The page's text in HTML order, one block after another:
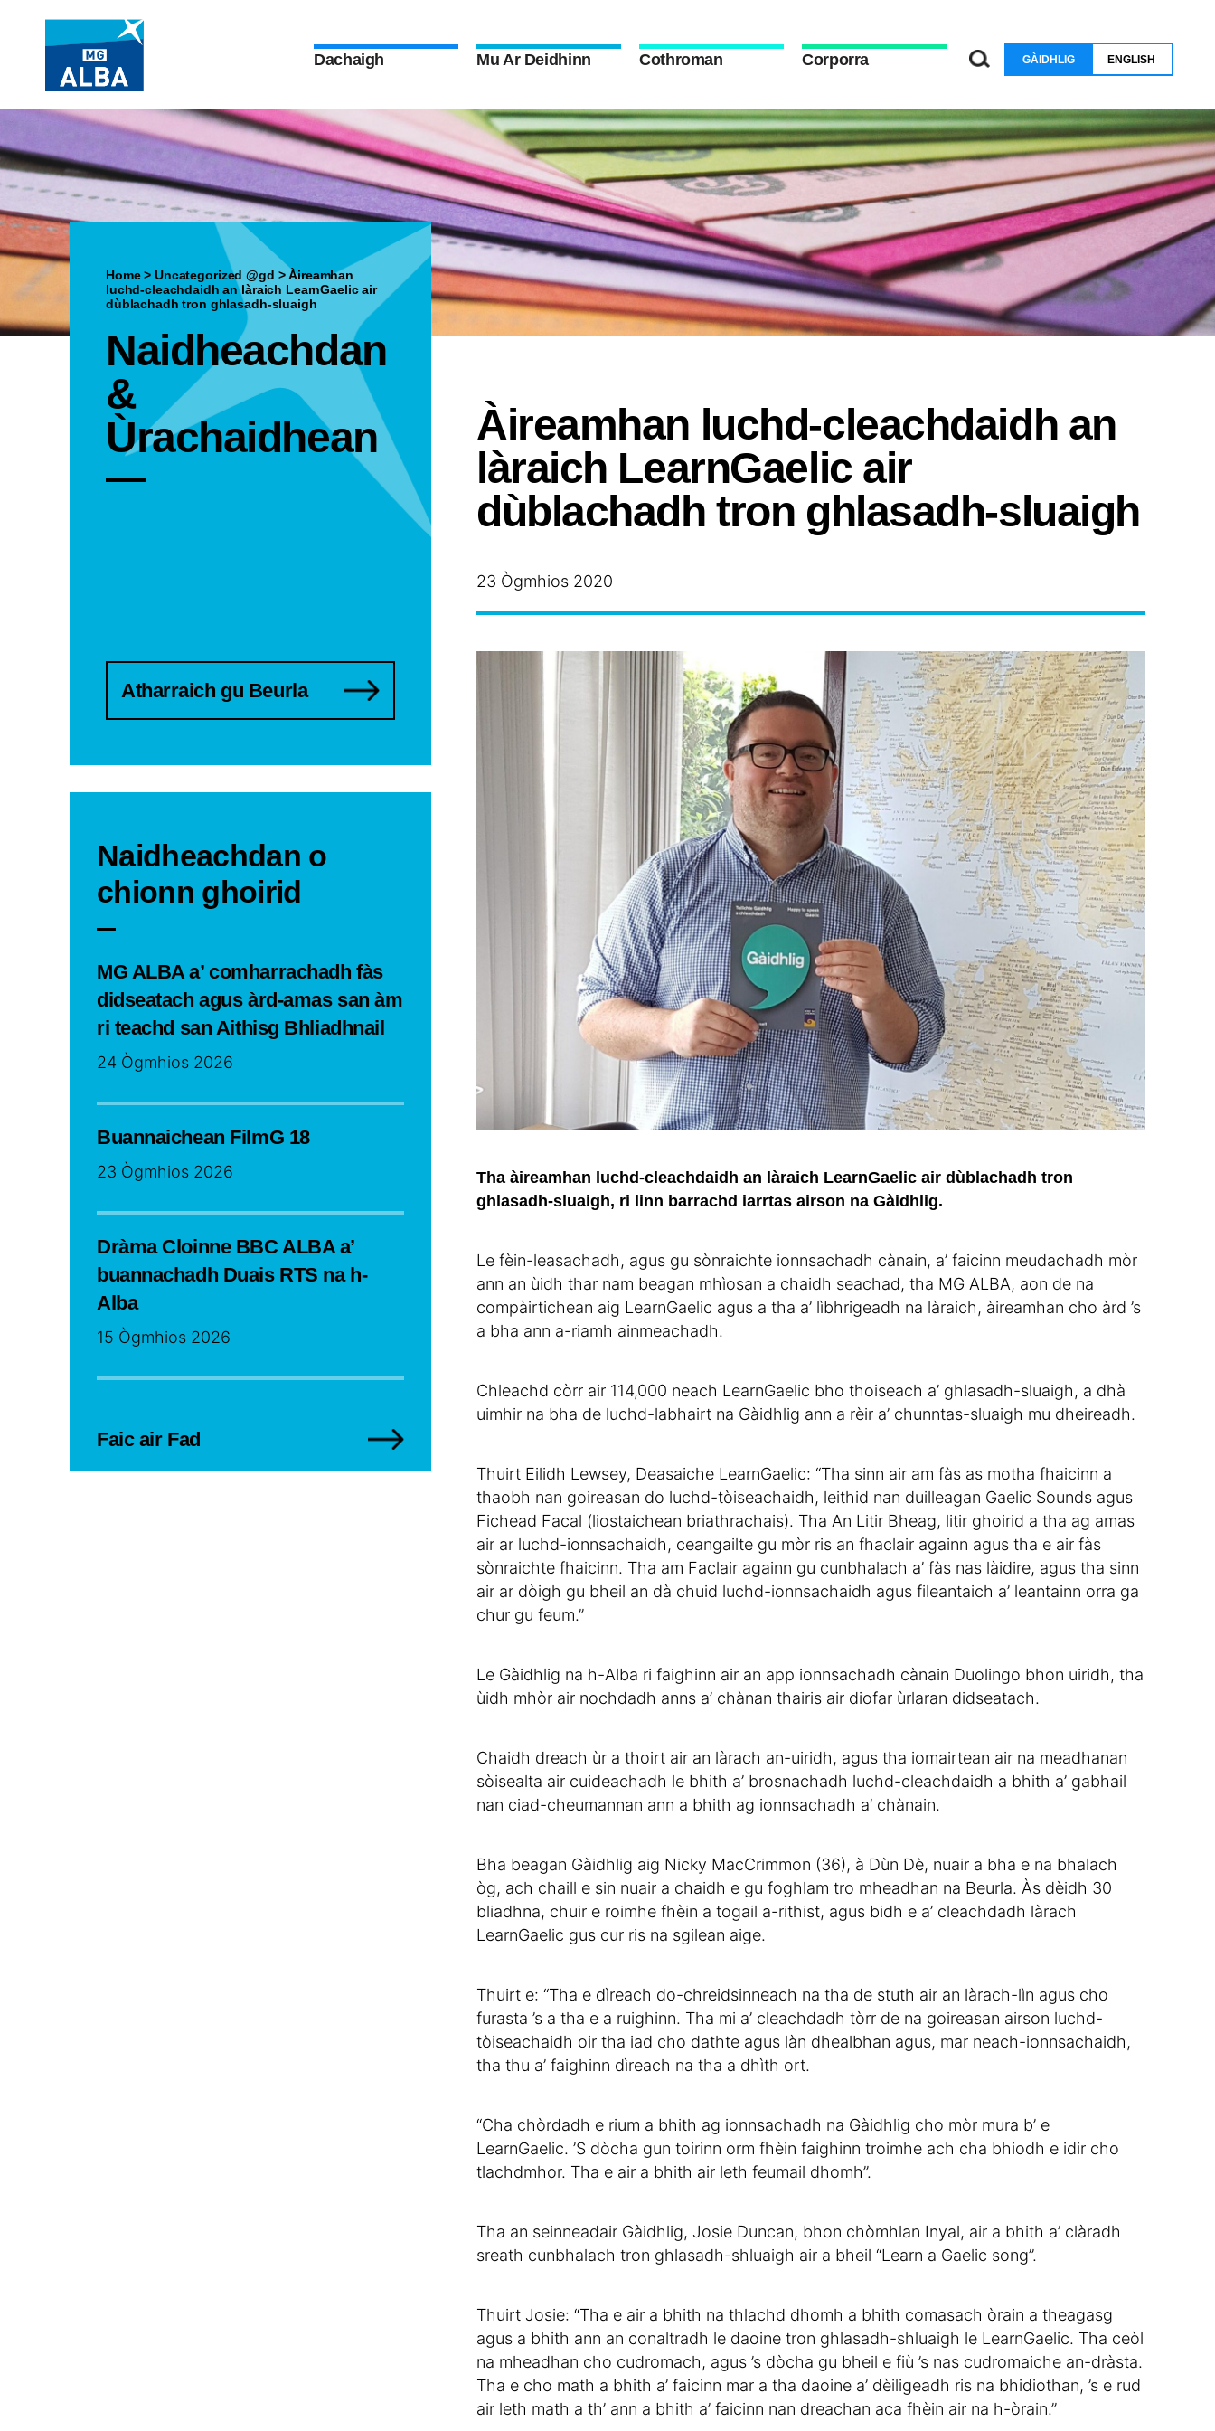
Dachaigh Mu Ar Deidhinn Cothroman Corporra GÀIDHLIG ENGLISH
Home>Uncategorized @gd >Àireamhan
luchd-cleachdaidh an làraich LearnGaelic air
dùblachadh tron ghlasadh-sluaigh
Naidheachdan
&
Ùrachaidhean
Atharraich gu Beurla
Naidheachdan o
chionn ghoirid
MG ALBA a’ comharrachadh fàs
didseatach agus àrd-amas san àm
ri teachd san Aithisg Bhliadhnail
24 Ògmhios 2026
Buannaichean FilmG 18
23 Ògmhios 2026
Dràma Cloinne BBC ALBA a’
buannachadh Duais RTS na h-
Alba
15 Ògmhios 2026
Faic air Fad
Àireamhan luchd-cleachdaidh an
làraich LearnGaelic air
dùblachadh tron ghlasadh-sluaigh
23 Ògmhios 2020
Tha àireamhan luchd-cleachdaidh an làraich LearnGaelic air dùblachadh tron
ghlasadh-sluaigh, ri linn barrachd iarrtas airson na Gàidhlig.
Le fèin-leasachadh, agus gu sònraichte ionnsachadh cànain, a’ faicinn meudachadh mòr
ann an ùidh thar nam beagan mhìosan a chaidh seachad, tha MG ALBA, aon de na
compàirtichean aig LearnGaelic agus a tha a’ lìbhrigeadh na làraich, àireamhan cho àrd ’s
a bha ann a-riamh ainmeachadh.
Chleachd còrr air 114,000 neach LearnGaelic bho thoiseach a’ ghlasadh-sluaigh, a dhà
uimhir na bha de luchd-labhairt na Gàidhlig ann a rèir a’ chunntas-sluaigh mu dheireadh.
Thuirt Eilidh Lewsey, Deasaiche LearnGaelic: “Tha sinn air am fàs as motha fhaicinn a
thaobh nan goireasan do luchd-tòiseachaidh, leithid nan duilleagan Gaelic Sounds agus
Fichead Facal (liostaichean briathrachais). Tha An Litir Bheag, litir ghoirid a tha ag amas
air ar luchd-ionnsachaidh, ceangailte gu mòr ris an fhaclair againn agus tha e air fàs
sònraichte fhaicinn. Tha am Faclair againn gu cunbhalach a’ fàs nas làidire, agus tha sinn
air ar dòigh gu bheil an dà chuid luchd-ionnsachaidh agus fileantaich a’ leantainn orra ga
chur gu feum.”
Le Gàidhlig na h-Alba ri faighinn air an app ionnsachadh cànain Duolingo bhon uiridh, tha
ùidh mhòr air nochdadh anns a’ chànan thairis air diofar ùrlaran didseatach.
Chaidh dreach ùr a thoirt air an làrach an-uiridh, agus tha iomairtean air na meadhanan
sòisealta air cuideachadh le bhith a’ brosnachadh luchd-cleachdaidh a bhith a’ gabhail
nan ciad-cheumannan ann a bhith ag ionnsachadh a’ chànain.
Bha beagan Gàidhlig aig Nicky MacCrimmon (36), à Dùn Dè, nuair a bha e na bhalach
òg, ach chaill e sin nuair a chaidh e gu foghlam tro mheadhan na Beurla. Às dèidh 30
bliadhna, chuir e roimhe fhèin a togail a-rithist, agus bidh e a’ cleachdadh làrach
LearnGaelic gus cur ris na sgilean aige.
Thuirt e: “Tha e dìreach do-chreidsinneach na tha de stuth air an làrach-lìn agus cho
furasta ’s a tha e a ruighinn. Tha mi a’ cleachdadh tòrr de na goireasan airson luchd-
tòiseachaidh oir tha iad cho dathte agus làn dhealbhan agus, mar neach-ionnsachaidh,
tha thu a’ faighinn dìreach na tha a dhìth ort.
“Cha chòrdadh e rium a bhith ag ionnsachadh na Gàidhlig cho mòr mura b’ e
LearnGaelic. ’S dòcha gun toirinn orm fhèin faighinn troimhe ach cha bhiodh e idir cho
tlachdmhor. Tha e air a bhith air leth feumail dhomh”.
Tha an seinneadair Gàidhlig, Josie Duncan, bhon chòmhlan Inyal, air a bhith a’ clàradh
sreath cunbhalach tron ghlasadh-shluaigh air a bheil “Learn a Gaelic song”.
Thuirt Josie: “Tha e air a bhith na thlachd dhomh a bhith comasach òrain a theagasg
agus a bhith ann an conaltradh le daoine tron ghlasadh-shluaigh le LearnGaelic. Tha ceòl
na mheadhan cho cudromach, agus ’s dòcha gu bheil e fiù ’s nas cudromaiche an-dràsta.
Tha e cho math a bhith a’ faicinn mar a tha daoine a’ dèiligeadh ris na bhidiothan, ’s e rud
air leth math a th’ ann a bhith a’ faicinn nan dreachan aca fhèin air na h-òrain.”